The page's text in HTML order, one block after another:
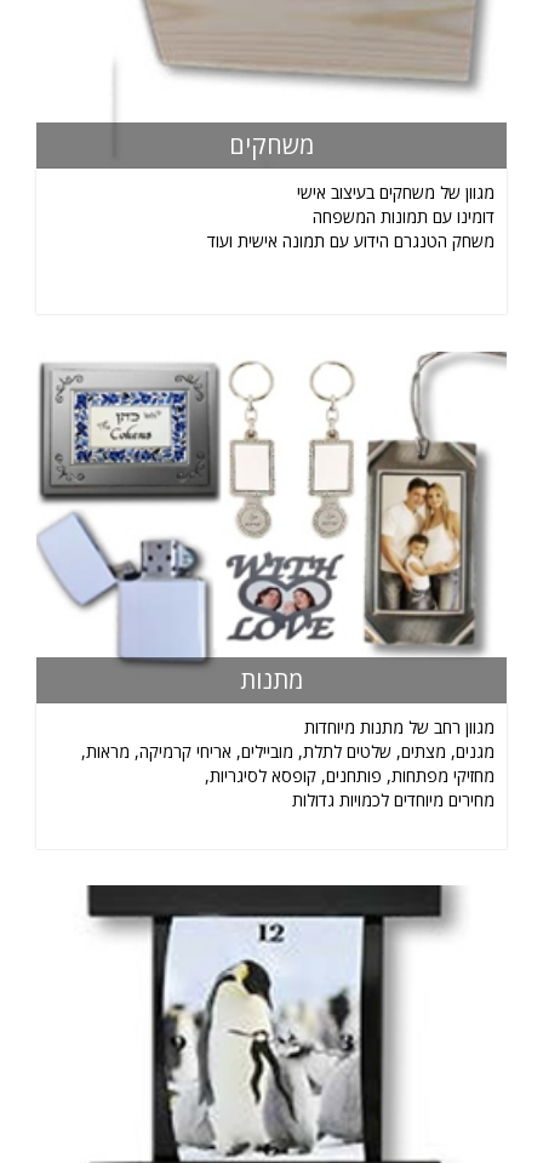
משחקים
מגוון של משחקים בעיצוב אישי
דומינו עם תמונות המשפחה
משחק הטנגרם הידוע עם תמונה אישית ועוד
מתנות
מגוון רחב של מתנות מיוחדות
מגנים, מצתים, שלטים לתלת, מוביילים, אריחי קרמיקה, מראות,
מחזיקי מפתחות, פותחנים, קופסא לסיגריות,
מחירים מיוחדים לכמויות גדולות